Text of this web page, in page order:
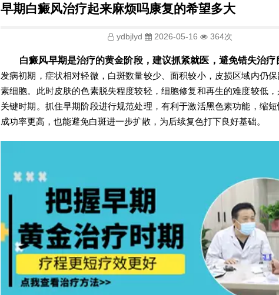
早期白癜风治疗起来麻烦吗康复的希望多大
ydbjlyd 2026-05-16 364次
白癜风早期是治疗的黄金阶段，建议抓紧就医，避免错失治疗
发病初期，症状相对轻微，白斑数量较少、面积较小，皮损区域内仍
素细胞。此时皮肤的色素脱失程度较轻，细胞修复和再生的难度较低
关键时期。抓住早期阶段进行规范处理，有利于激活黑色素功能，缩
成功率更高，也能避免白斑进一步扩散，为后续复色打下良好基础。